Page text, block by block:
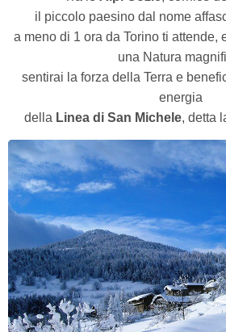
il piccolo paesino dal nome
a meno di 1 ora da Torino ti attende,
una Natura
sentirai la forza della Terra e
energia
della Linea di San Michele, detta